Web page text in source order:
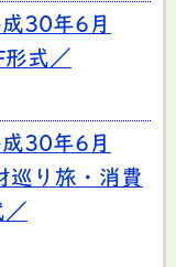
30年6月
式／
30年6月
巡り旅・消費